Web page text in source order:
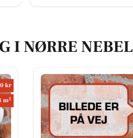
I NØRRE NEBEL
kr
m2